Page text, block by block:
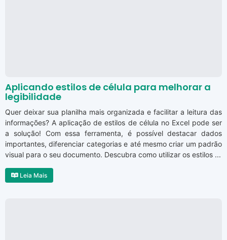
Aplicando estilos de célula para melhorar a
legibilidade
Quer deixar sua planilha mais organizada e facilitar a leitura das
informações? A aplicação de estilos de célula no Excel pode ser
a solução! Com essa ferramenta, é possível destacar dados
importantes, diferenciar categorias e até mesmo criar um padrão
visual para o seu documento. Descubra como utilizar os estilos ...
Leia Mais